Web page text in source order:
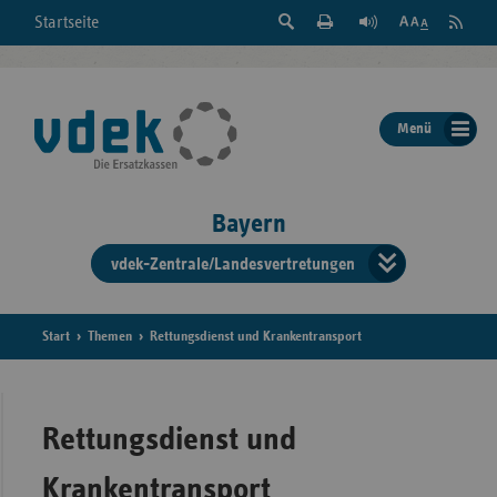
Startseite
Suche
der
Seite
Feed
Menü
Bayern
vdek-Zentrale/Landesvertretungen
der
Start Themen Rettungsdienst und Krankentransport
Rettungsdienst und
Krankentransport